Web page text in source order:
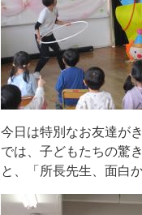
今日は特別なお友達が
では、子どもたちの驚
と、「所長先生、面白